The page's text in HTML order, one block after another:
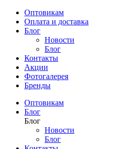
Оптовикам
Оплата и доставка
Блог
Новости
Блог
Контакты
Акции
Фотогалерея
Бренды
Оптовикам
Блог
Блог
Новости
Блог